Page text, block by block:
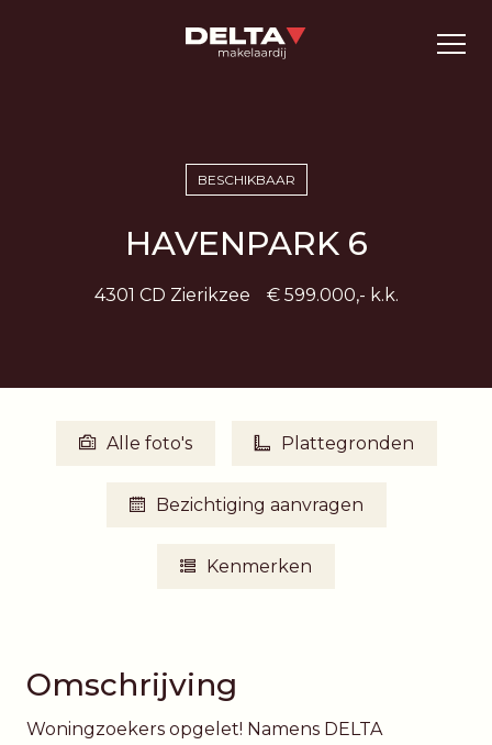
BESCHIKBAAR
HAVENPARK 6
4301 CD Zierikzee € 599.000,- k.k.
Alle foto's Plattegronden
Bezichtiging aanvragen
Kenmerken
Omschrijving
Woningzoekers opgelet! Namens DELTA